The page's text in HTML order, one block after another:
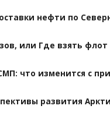
нефти по
или Где взять
что изменится с
развития